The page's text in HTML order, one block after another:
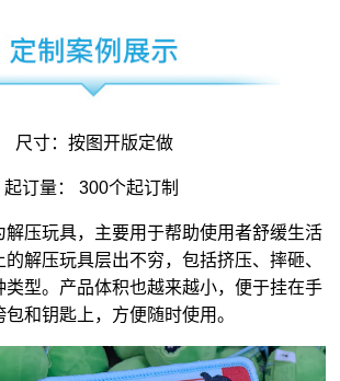
尺寸：按图开版定做
起订量： 300个起订制
解压玩具，主要用于帮助使用者舒缓生活
解压玩具层出不穷，包括挤压、摔砸、
类型。产品体积也越来越小，便于挂在手
包和钥匙上，方便随时使用。